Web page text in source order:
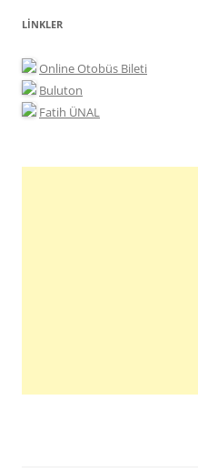
LINKLER
Online Otobüs Bileti
Buluton
Fatih ÜNAL